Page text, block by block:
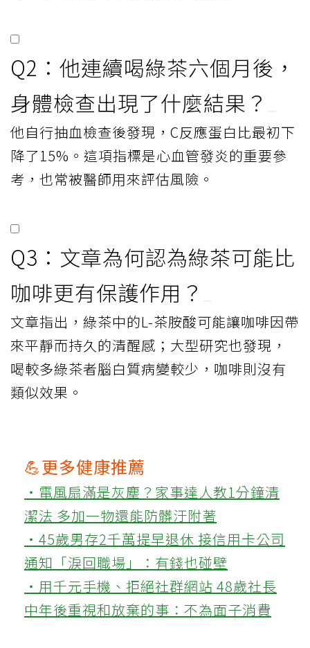
Q2：他連續喝綠茶六個月後，
身體檢查出現了什麼結果？
他自行抽血檢查後發現，C反應蛋白比最初下
降了15%。這項指標是心血管發炎的重要參
考，也常被醫師用來評估風險。
Q3：文章為何認為綠茶可能比
咖啡更有保護作用？
文章指出，綠茶中的L-茶胺酸可能讓咖啡因帶
來平靜而持久的清醒感；大型研究也發現，
喝較多綠茶者腦白質病變較少，咖啡則沒有
類似效果。
💪更多健康推薦
‧電風扇滿是灰塵？家事達人教1分鐘清
潔法 多加一物還能防髒汙附著
‧45歲男存2千萬提早退休 接信用卡公司
通知「淚回職場」：有錢也碰壁
‧用千元手機、拒絕社群網站 48歲社長
中年後重視和放棄的事：不為面子消費